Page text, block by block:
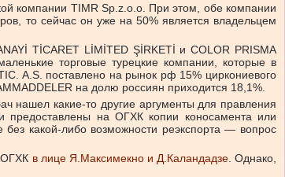
компании TIMR Sp.z.o.o. При этом, обе компании
то сейчас он уже на 50% является владельцем
TİCARET LİMİTED ŞİRKETİ и COLOR PRISMA
торговые турецкие компании, которые в
A.S. поставлено на рынок рф 15% циркониевого
на долю россиян приходится 18,1%.
нашел какие-то другие аргументы для правления
предоставлены на ОГХК копии коносамента или
без какой-либо возможности реэкспорта — вопрос
ОГХК в лице Я.Максимекно и Д.Каландадзе. Однако,